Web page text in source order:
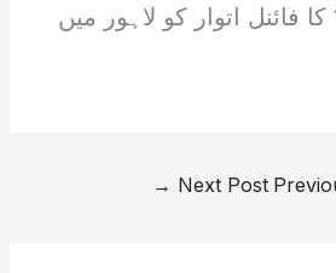
گا۔پی ایس ایل 11 کا فائنل اتوار کو لاہور میں
Next Post
→